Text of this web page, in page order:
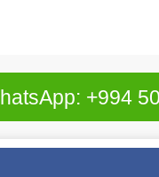
+994